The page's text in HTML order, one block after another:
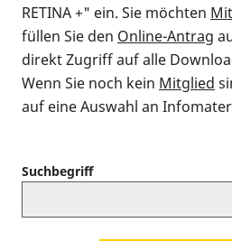
RETINA +" ein. Sie möchten
füllen Sie den Online-Antrag
direkt Zugriff auf alle
Wenn Sie noch kein Mitglied
auf eine Auswahl an
Suchbegriff